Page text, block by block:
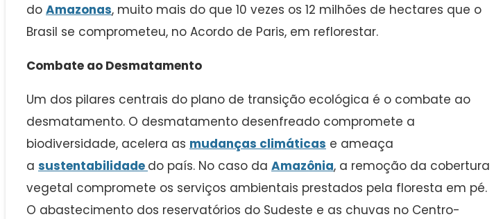
do Amazonas, muito mais do que 10 vezes os 12 milhões de hectares que o
Brasil se comprometeu, no Acordo de Paris, em reflorestar.
Combate ao Desmatamento
Um dos pilares centrais do plano de transição ecológica é o combate ao
desmatamento. O desmatamento desenfreado compromete a
biodiversidade, acelera as mudanças climáticas e ameaça
a sustentabilidade do país. No caso da Amazônia, a remoção da cobertura
vegetal compromete os serviços ambientais prestados pela floresta em pé.
O abastecimento dos reservatórios do Sudeste e as chuvas no Centro-